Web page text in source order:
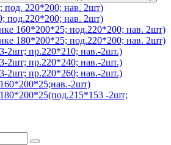
под. 220*200; нав. 2шт)
под.220*200; нав. 2шт)
160*200*25; под.220*200; нав. 2шт)
180*200*25; под.220*200; нав. 2шт)
2шт; пр.220*210; нав.-2шт.)
2шт; пр.220*240; нав.-2шт.)
2шт; пр.220*260; нав.-2шт.)
2шт)
-2шт;